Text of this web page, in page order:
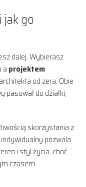
go
dalej. Wybierasz
a projektem
od zera. Obie
do działki,
skorzystania z
pozwala
i styl życia, choć
czasem